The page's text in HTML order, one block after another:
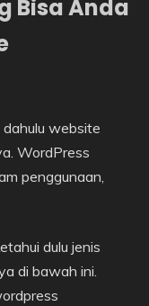
Bisa Anda
website
WordPress
penggunaan,
dulu jenis
di bawah ini.